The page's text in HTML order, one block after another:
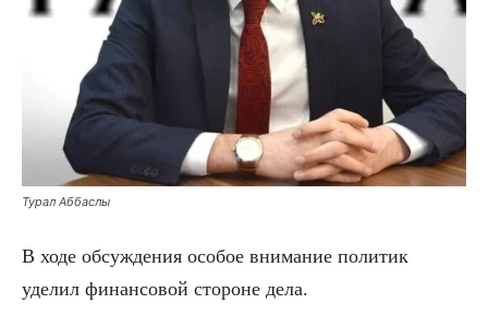
Турал Аббаслы
В ходе обсуждения особое внимание политик
уделил финансовой стороне дела.